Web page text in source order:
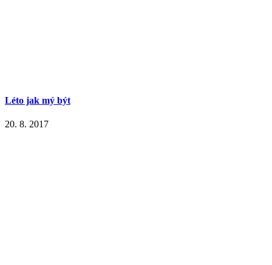
Léto jak mý být
20. 8. 2017